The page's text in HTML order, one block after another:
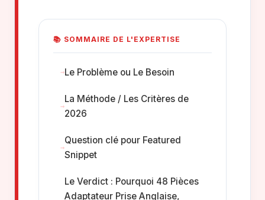
📚 SOMMAIRE DE L'EXPERTISE
Le Problème ou Le Besoin
La Méthode / Les Critères de
2026
Question clé pour Featured
Snippet
Le Verdict : Pourquoi 48 Pièces
Adaptateur Prise Anglaise,